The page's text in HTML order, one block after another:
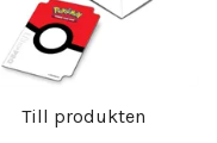
Till produkten